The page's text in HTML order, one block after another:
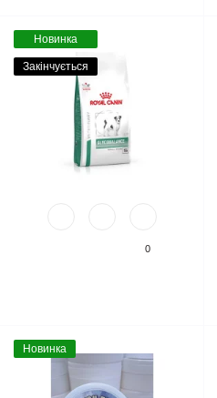
Новинка
Закінчується
0
Новинка